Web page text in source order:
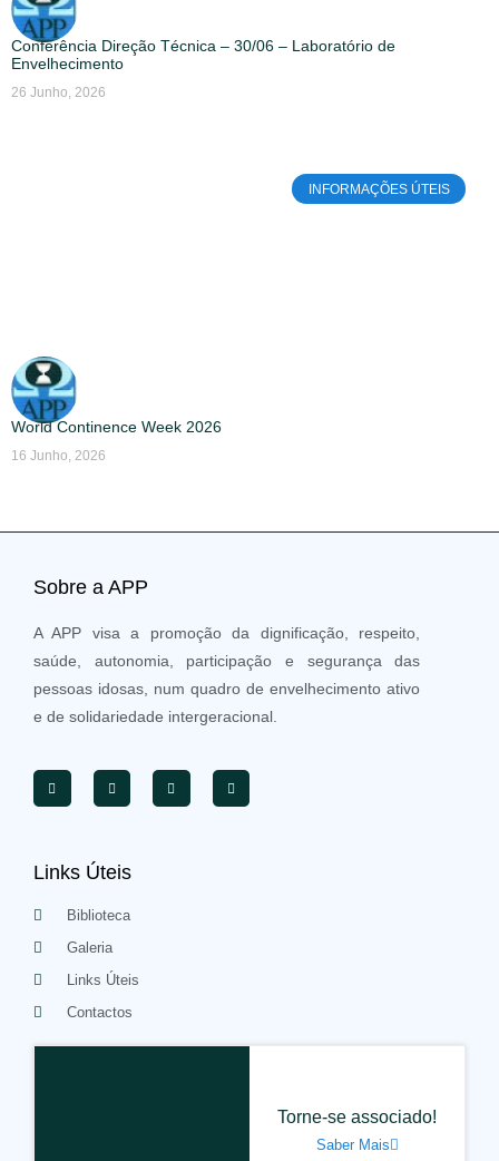
Conferência Direção Técnica – 30/06 – Laboratório de
Envelhecimento
26 Junho, 2026
INFORMAÇÕES ÚTEIS
World Continence Week 2026
16 Junho, 2026
Sobre a APP
A APP visa a promoção da dignificação, respeito,
saúde, autonomia, participação e segurança das
pessoas idosas, num quadro de envelhecimento ativo
e de solidariedade intergeracional.
Links Úteis
Biblioteca
Galeria
Links Úteis
Contactos
Torne-se associado!
Saber Mais